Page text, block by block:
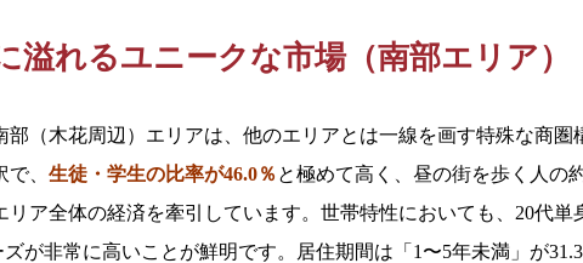
れるユニークな市場（南部エリア）
部（木花周辺）エリアは、他のエリアとは一線を画す特殊な商圏
、 生徒・学生の比率が46.0％ と極めて高く、昼の街を歩く人の
ア全体の経済を牽引しています。世帯特性においても、20代単
が非常に高いことが鮮明です。居住期間は「1〜5年未満」が